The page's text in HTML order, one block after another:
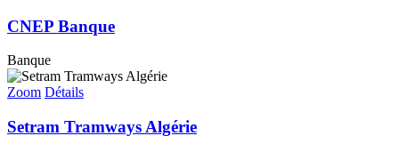
CNEP Banque
Banque
Zoom Détails
Setram Tramways Algérie